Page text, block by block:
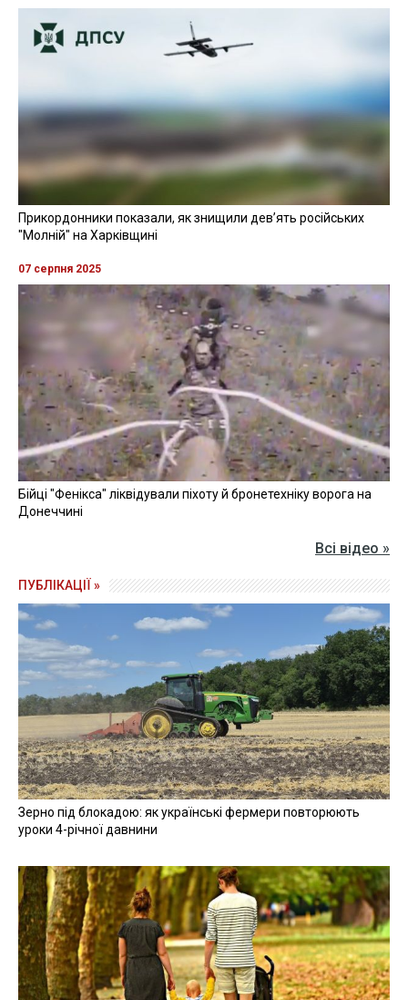
Прикордонники показали, як знищили девʼять російських
"Молній" на Харківщині
07 серпня 2025
Бійці "Фенікса" ліквідували піхоту й бронетехніку ворога на
Донеччині
Всі відео »
ПУБЛІКАЦІЇ »
Зерно під блокадою: як українські фермери повторюють
уроки 4-річної давнини